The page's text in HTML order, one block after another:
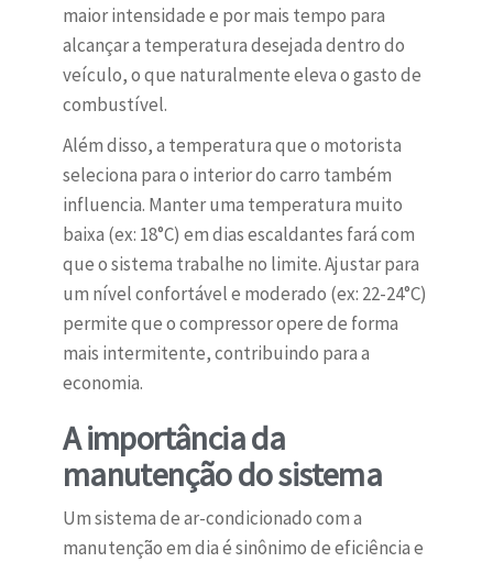
maior intensidade e por mais tempo para
alcançar a temperatura desejada dentro do
veículo, o que naturalmente eleva o gasto de
combustível.
Além disso, a temperatura que o motorista
seleciona para o interior do carro também
influencia. Manter uma temperatura muito
baixa (ex: 18°C) em dias escaldantes fará com
que o sistema trabalhe no limite. Ajustar para
um nível confortável e moderado (ex: 22-24°C)
permite que o compressor opere de forma
mais intermitente, contribuindo para a
economia.
A importância da
manutenção do sistema
Um sistema de ar-condicionado com a
manutenção em dia é sinônimo de eficiência e